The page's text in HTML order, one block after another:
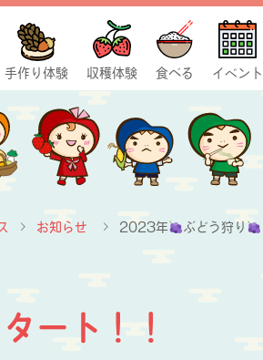
手作り体験 収穫体験 食べる イベント
お知らせ 2023年 ぶどう狩り
ート！！